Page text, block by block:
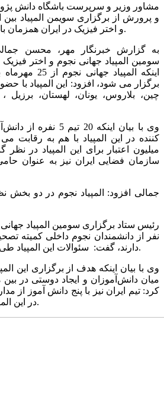
مشاور وزیر و سرپرست باشگاه دانش
و پرورش از برگزاری سویمن المپیاد
و اختر فیزیک در ایران همزمان با سال جهانی نجوم خبر داد.
به گزارش خبرنگار مهر، محسن
سومین المپیاد جهانی نجوم و اختر
چین، بلاروس، یونان، لهستان، برزیل
وی با بیان اینکه 20
میلیون اعتبار برای این المپیاد در
سازمان فضایی ایران نیز به عنوان
نفر از دانشمندان نجوم داخلی کمیته
دارند، گفت: سئوالات این المپیاد طی دو روز تصحیح خواهد شد.
وی با بیان اینکه هدف از برگزاری این
میان دانش‌آموزان و ایجاد دوستی در
کرد: تیم ایران نیز با پنج دانش آموز از
در این المپیاد علمی شرکت می کند.